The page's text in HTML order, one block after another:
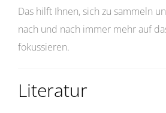
Das hilft Ihnen, sich zu sammeln
nach und nach immer mehr auf
fokussieren.
Literatur